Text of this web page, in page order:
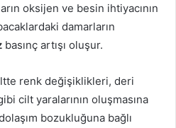
oksijen ve besin ihtiyacının
damarların
basınç artışı oluşur.
renk değişiklikleri, deri
cilt yaralarının oluşmasına
bozukluğuna bağlı